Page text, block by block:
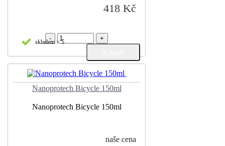
418 Kč
skladem > 5
- +
Nanoprotech Bicycle 150ml
Nanoprotech Bicycle 150ml
naše cena